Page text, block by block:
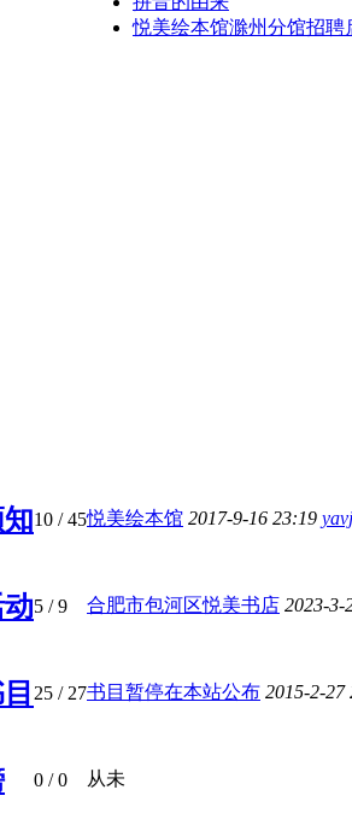
悦美绘本馆滁州分馆招聘
10 / 45悦美绘本馆 2017-9-16 23:19
5 / 9 合肥市包河区悦美书店 2023-3-
25 / 27书目暂停在本站公布 2015-2-
0 / 0 从未